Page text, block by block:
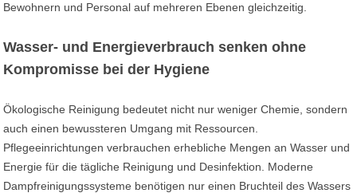
Bewohnern und Personal auf mehreren Ebenen gleichzeitig.
Wasser- und Energieverbrauch senken ohne
Kompromisse bei der Hygiene
Ökologische Reinigung bedeutet nicht nur weniger Chemie, sondern
auch einen bewussteren Umgang mit Ressourcen.
Pflegeeinrichtungen verbrauchen erhebliche Mengen an Wasser und
Energie für die tägliche Reinigung und Desinfektion. Moderne
Dampfreinigungssysteme benötigen nur einen Bruchteil des Wassers